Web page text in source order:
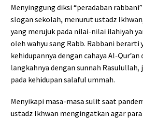
Menyinggung diksi “peradaban
slogan sekolah, menurut ustadz
yang merujuk pada nilai-nilai ilahiyah
oleh wahyu sang Rabb. Rabbani
kehidupannya dengan cahaya Al-
langkahnya dengan sunnah Rasulullah,
pada kehidupan salaful ummah.
Menyikapi masa-masa sulit saat
ustadz Ikhwan mengingatkan agar